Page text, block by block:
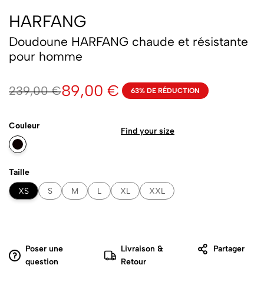
HARFANG
Doudoune HARFANG chaude et résistante
pour homme
239,00€89,00 € 63% DE RÉDUCTION
Couleur
Taille
XS
S M L XL XXL
Find your size
Poser une
question
Livraison &
Retour
Partager